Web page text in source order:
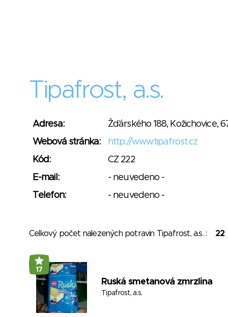
Tipafrost, a.s.
Adresa:
Žďárského 188, Kožichovice,
Webová stránka:
http://www.tipafrost.cz
Kód:
CZ 222
E-mail:
- neuvedeno -
Telefon:
- neuvedeno -
Celkový počet nalezených potravin Tipafrost, a.s. : 22
17
Ruská smetanová zmrzlina
Tipafrost, a.s.